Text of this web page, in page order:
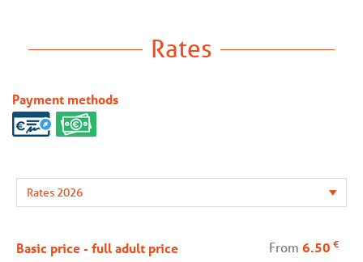
Rates
Payment methods
Basic price - full adult price From 6.50 €